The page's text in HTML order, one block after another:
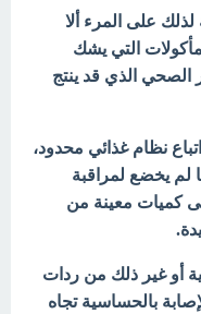
لذلك على المرء ألا
التي يشك
الصحي الذي قد ينتج
نظام غذائي محدود،
يخضع لمراقبة
كميات معينة من
أو غير ذلك من ردات
بالحساسية تجاه